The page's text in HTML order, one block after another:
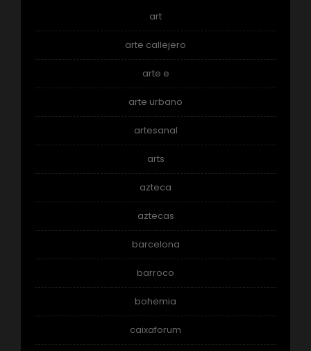
art
arte callejero
arte e
arte urbano
artesanal
arts
azteca
aztecas
barcelona
barroco
bohemia
caixaforum